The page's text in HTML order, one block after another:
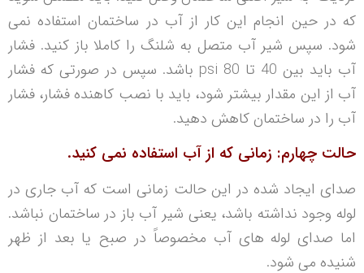
که در حین انجام این کار از آب در ساختمان استفاده نمی
شود. سپس شیر آب متصل به شلنگ را کاملا باز کنید. فشار
آب باید بین 40 تا 80 psi باشد. سپس در صورتی که فشار
آب از این مقدار بیشتر شود، باید با نصب کاهنده فشار، فشار
آب را در ساختمان کاهش دهید.
حالت چهارم: زمانی که از آب استفاده نمی ‏کنید.
صدای ایجاد شده در این حالت زمانی است که آب جاری در
لوله وجود نداشته باشد، یعنی شیر آب باز در ساختمان نباشد.
اما صدای لوله های آب مخصوصاً در صبح یا بعد از ظهر
شنیده می شود.